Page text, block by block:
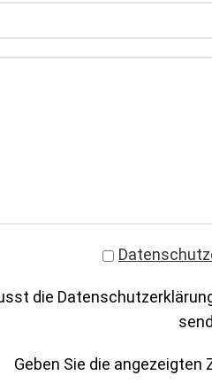
die
Geben Sie die angezeigten